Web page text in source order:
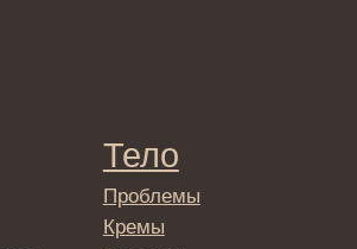
почты
в отношении
данных